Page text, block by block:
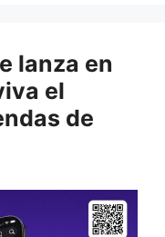
lanza en
el
de